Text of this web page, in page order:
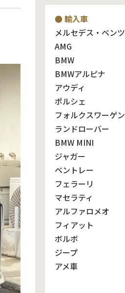
● 輸入車
メルセデス・ベンツ
AMG
BMW
BMWアルピナ
アウディ
ポルシェ
フォルクスワーゲン
ランドローバー
BMW MINI
ジャガー
ベントレー
フェラーリ
マセラティ
アルファロメオ
フィアット
ボルボ
ジープ
アメ車